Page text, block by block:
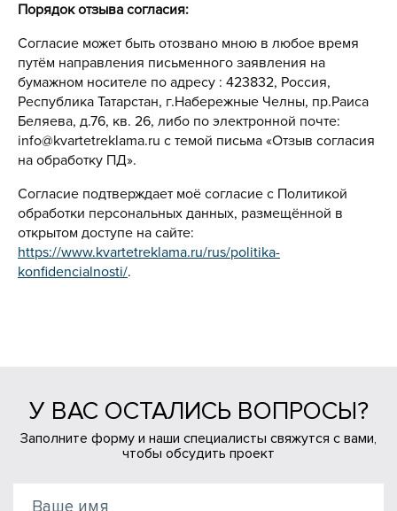
Порядок отзыва согласия:
Согласие может быть отозвано мною в любое время
путём направления письменного заявления на
бумажном носителе по адресу : 423832, Россия,
Республика Татарстан, г.Набережные Челны, пр.Раиса
Беляева, д.76, кв. 26, либо по электронной почте:
info@kvartetreklama.ru с темой письма «Отзыв согласия
на обработку ПД».
Согласие подтверждает моё согласие с Политикой
обработки персональных данных, размещённой в
открытом доступе на сайте:
https://www.kvartetreklama.ru/rus/politika-
konfidencialnosti/.
У ВАС ОСТАЛИСЬ ВОПРОСЫ?
Заполните форму и наши специалисты свяжутся с вами,
чтобы обсудить проект